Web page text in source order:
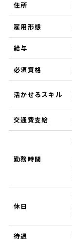
住所
雇用形態
給与
必須資格
活かせるスキル
交通費支給
勤務時間
休日
待遇